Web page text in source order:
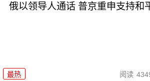
俄以领导人通话 普京重申支持和
最热 阅读